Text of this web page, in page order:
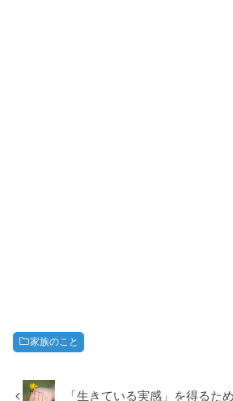
家族のこと
「生きている実感」を得るた